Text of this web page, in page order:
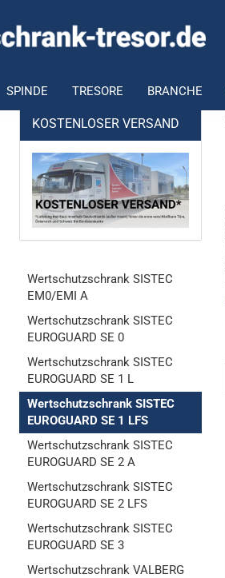
SPINDE TRESORE BRANCHE
KOSTENLOSER VERSAND
Wertschutzschrank SISTEC
EM0/EMI A
Wertschutzschrank SISTEC
EUROGUARD SE 0
Wertschutzschrank SISTEC
EUROGUARD SE 1 L
Wertschutzschrank SISTEC
EUROGUARD SE 1 LFS
Wertschutzschrank SISTEC
EUROGUARD SE 2 A
Wertschutzschrank SISTEC
EUROGUARD SE 2 LFS
Wertschutzschrank SISTEC
EUROGUARD SE 3
Wertschutzschrank VALBERG